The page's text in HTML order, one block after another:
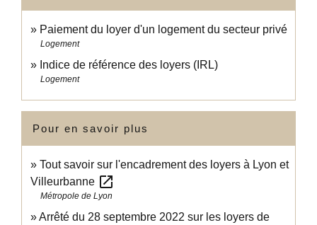
Paiement du loyer d'un logement du secteur privé
Logement
Indice de référence des loyers (IRL)
Logement
Pour en savoir plus
Tout savoir sur l'encadrement des loyers à Lyon et
Villeurbanne open_in_new
Métropole de Lyon
Arrêté du 28 septembre 2022 sur les loyers de